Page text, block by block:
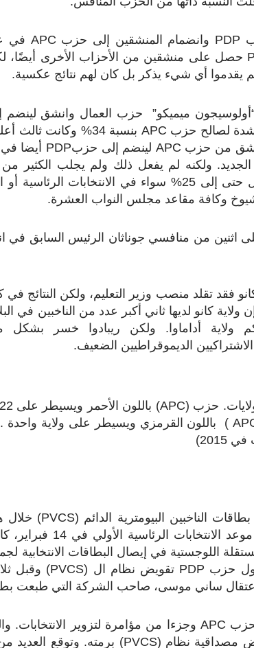
PDP وانضمام المنشقين إلى حزب APC
حصل على منشقين من الأحزاب الأخرى أيضًا،
يقدموا أي شيء يذكر بل كان لهم نتائج عكسية.
ميميكو” حزب العمال وانشق
بشدة لصالح حزب APC
بنسبة 34% وكانت
انشق من حزب APC لينضم إلى حزبPDP
ولكنه لم يفعل ذلك ولم يجلب الكثير من
في أن يصل حتى إلى 25% سواء في الانتخابات
وكافة مقاعد مجلس النواب العشرة.
فقد تقلد منصب وزير التعليم، ولكن النتائج
ولاية كانو لديها ثاني أكبر عدد من الناخبين في
ولاية أداماوا. ولكن ريبادوا خسر
الديموقراطيين الضعيف.
حزب (APC) باللون الأحمر ويسيطر على 22 ولاية، حزب (
) باللون القرمزي ويسيطر على ولاية واحدة .
الناخبين البيومترية الدائم (PVCS) خلال
قبل أن يتم التأجيل لمدة ستة
اللوجستية في إيصال البطاقات الانتخابية
PDP تقويض نظام ال (PVCS) وقبل
ساني موسى، صاحب الشركة التي طبعت
APC وجزءا من مؤامرة لتزوير الانتخابات.
مصداقية نظام (PVCS) برمته. وتوقع العديد من